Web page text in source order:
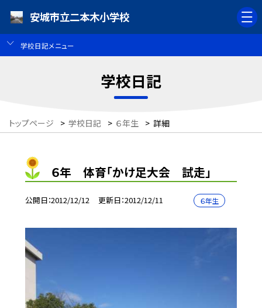
安城市立二本木小学校
学校日記メニュー
学校日記
トップページ > 学校日記 > ６年生 > 詳細
６年 体育「かけ足大会 試走」
公開日 2012/12/12 更新日 2012/12/11 ６年生